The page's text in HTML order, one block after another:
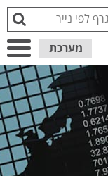
מערכת
גרפים